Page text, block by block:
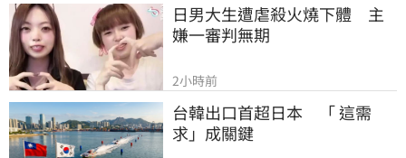
日男大生遭虐殺火燒下體　主
嫌一審判無期
2小時前
台韓出口首超日本　「 這需
求」成關鍵